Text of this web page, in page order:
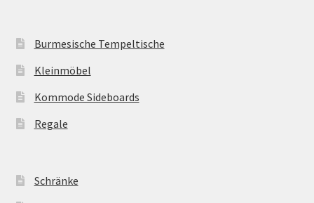
Burmesische Tempeltische
Kleinmöbel
Kommode Sideboards
Regale
Schränke